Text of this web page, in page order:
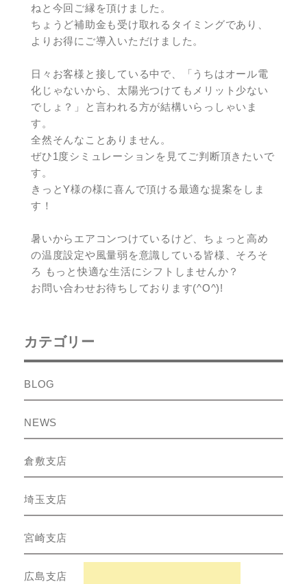
ねと今回ご縁を頂けました。
ちょうど補助金も受け取れるタイミングであり、
よりお得にご導入いただけました。
日々お客様と接している中で、「うちはオール電
化じゃないから、太陽光つけてもメリット少ない
でしょ？」と言われる方が結構いらっしゃいま
す。
全然そんなことありません。
ぜひ1度シミュレーションを見てご判断頂きたいで
す。
きっとY様の様に喜んで頂ける最適な提案をしま
す！
暑いからエアコンつけているけど、ちょっと高め
の温度設定や風量弱を意識している皆様、そろそ
ろ もっと快適な生活にシフトしませんか？
お問い合わせお待ちしております(^O^)!
カテゴリー
BLOG
NEWS
倉敷支店
埼玉支店
宮崎支店
広島支店